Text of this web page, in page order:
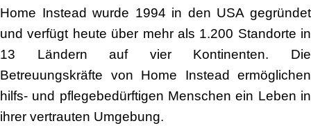
Home Instead wurde 1994 in den USA gegründet
und verfügt heute über mehr als 1.200 Standorte in
13 Ländern auf vier Kontinenten. Die
Betreuungskräfte von Home Instead ermöglichen
hilfs- und pflegebedürftigen Menschen ein Leben in
ihrer vertrauten Umgebung.